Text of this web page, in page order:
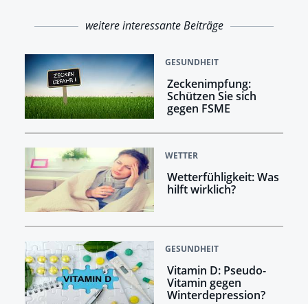
weitere interessante Beiträge
GESUNDHEIT
Zeckenimpfung:
Schützen Sie sich
gegen FSME
WETTER
Wetterfühligkeit: Was
hilft wirklich?
GESUNDHEIT
Vitamin D: Pseudo-
Vitamin gegen
Winterdepression?